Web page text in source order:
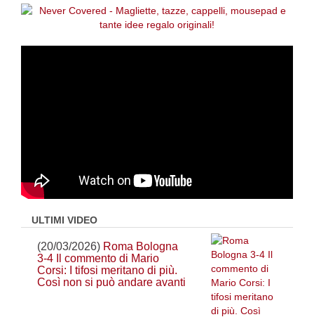
ULTIMI VIDEO
(20/03/2026) Roma Bologna
3-4 Il commento di Mario
Corsi: I tifosi meritano di più.
Così non si può andare avanti